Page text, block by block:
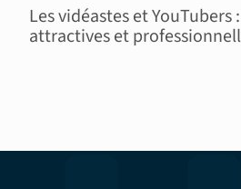
Les vidéastes et
attractives et